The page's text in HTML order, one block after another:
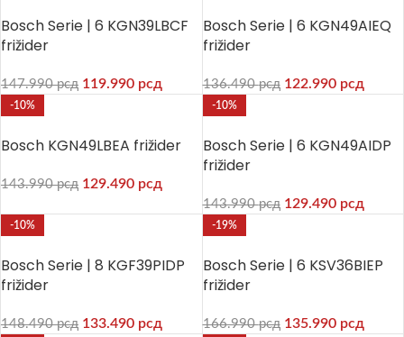
Bosch Serie | 6 KGN39LBCF
frižider
147.990рсд 119.990 рсд
Bosch Serie | 6 KGN49AIEQ
frižider
136.490рсд 122.990 рсд
-10%
Bosch KGN49LBEA frižider
143.990рсд 129.490 рсд
-10%
Bosch Serie | 6 KGN49AIDP
frižider
143.990рсд 129.490 рсд
-10%
Bosch Serie | 8 KGF39PIDP
frižider
148.490рсд 133.490 рсд
-19%
Bosch Serie | 6 KSV36BIEP
frižider
166.990рсд 135.990 рсд